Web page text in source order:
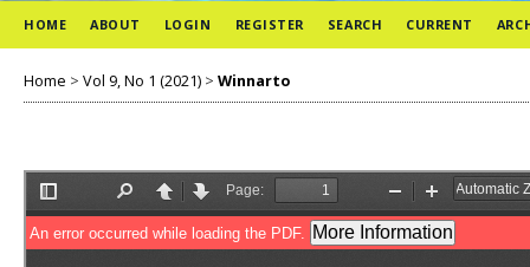
HOME ABOUT LOGIN REGISTER SEARCH CURRENT
Home > Vol 9, No 1 (2021) > Winnarto